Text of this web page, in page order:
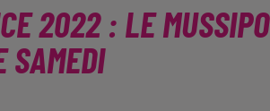
2022 : LE
SAMEDI